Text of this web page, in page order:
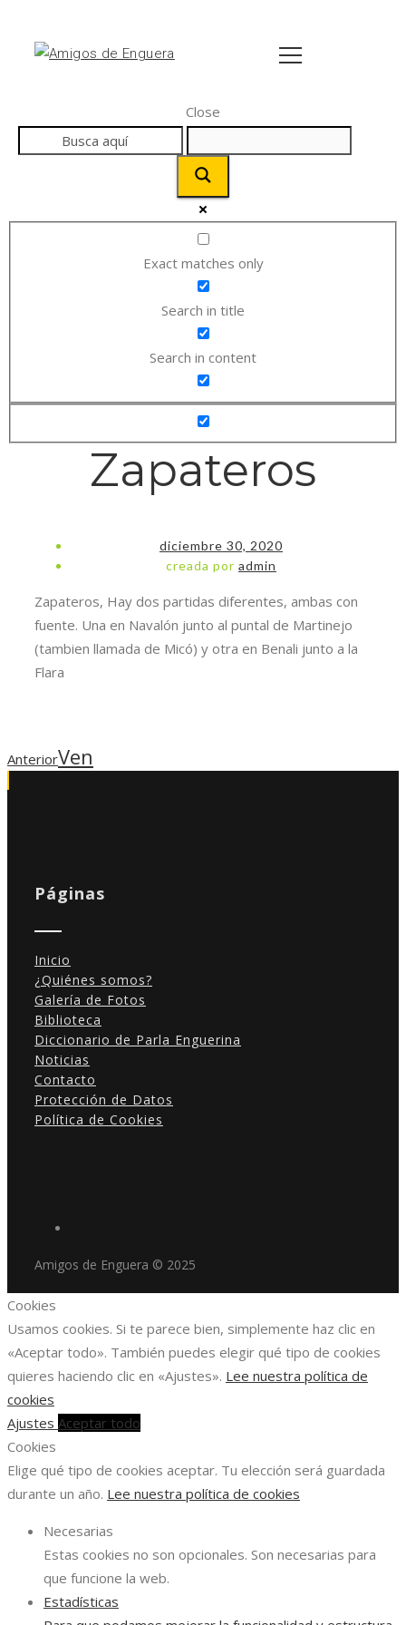
Close
Exact matches only
Search in title
Search in content
Zapateros
diciembre 30, 2020
creada por admin
Zapateros, Hay dos partidas diferentes, ambas con
fuente. Una en Navalón junto al puntal de Martinejo
(tambien llamada de Micó) y otra en Benali junto a la
Flara
AnteriorVen
Páginas
Inicio
¿Quiénes somos?
Galería de Fotos
Biblioteca
Diccionario de Parla Enguerina
Noticias
Contacto
Protección de Datos
Política de Cookies
Amigos de Enguera © 2025
Cookies
Usamos cookies. Si te parece bien, simplemente haz clic en
«Aceptar todo». También puedes elegir qué tipo de cookies
quieres haciendo clic en «Ajustes». Lee nuestra política de
cookies
Ajustes Aceptar todo
Cookies
Elige qué tipo de cookies aceptar. Tu elección será guardada
durante un año. Lee nuestra política de cookies
Necesarias
Estas cookies no son opcionales. Son necesarias para
que funcione la web.
Estadísticas